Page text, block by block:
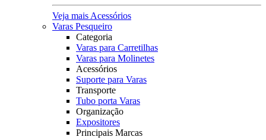
Veja mais Acessórios
Varas Pesqueiro
Categoria
Varas para Carretilhas
Varas para Molinetes
Acessórios
Suporte para Varas
Transporte
Tubo porta Varas
Organização
Expositores
Principais Marcas